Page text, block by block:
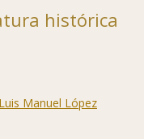
histórica